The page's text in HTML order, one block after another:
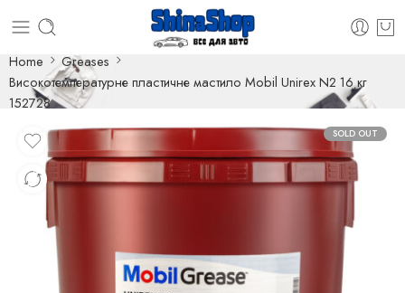
Home
Greases
Високотемпературне пластичне мастило Mobil Unirex N2 16 кг
152728
SOLD OUT